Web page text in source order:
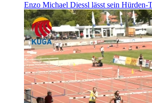
Enzo Michael Diessl lässt sein Hürden-